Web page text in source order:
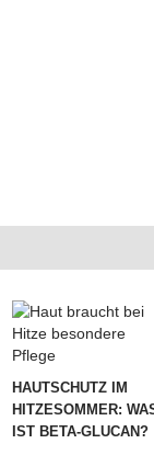
HAUTSCHUTZ IM
HITZESOMMER:
IST BETA-GLUCAN?